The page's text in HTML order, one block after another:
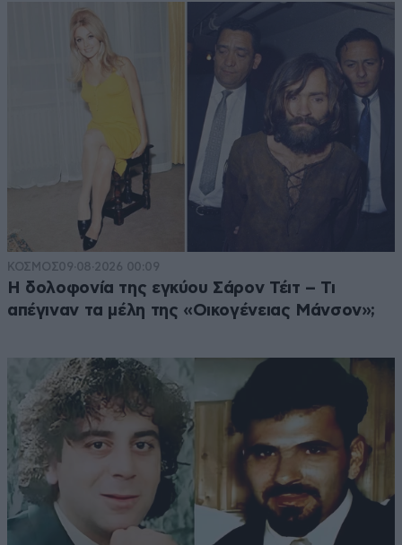
ΚΟΣΜΟΣ09·08·2026 00:09
Η δολοφονία της εγκύου Σάρον Τέιτ – Τι
απέγιναν τα μέλη της «Οικογένειας Μάνσον»;